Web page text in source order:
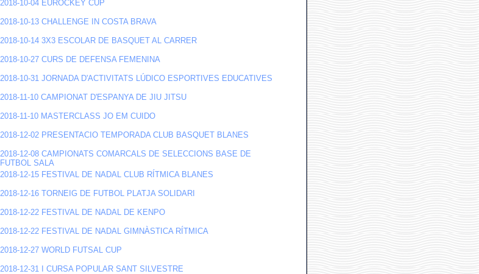
2018-10-04 EUROCKEY CUP
2018-10-13 CHALLENGE IN COSTA BRAVA
2018-10-14 3X3 ESCOLAR DE BASQUET AL CARRER
2018-10-27 CURS DE DEFENSA FEMENINA
2018-10-31 JORNADA D'ACTIVITATS LÚDICO ESPORTIVES EDUCATIVES
2018-11-10 CAMPIONAT D'ESPANYA DE JIU JITSU
2018-11-10 MASTERCLASS JO EM CUIDO
2018-12-02 PRESENTACIO TEMPORADA CLUB BASQUET BLANES
2018-12-08 CAMPIONATS COMARCALS DE SELECCIONS BASE DE
FUTBOL SALA
2018-12-15 FESTIVAL DE NADAL CLUB RÍTMICA BLANES
2018-12-16 TORNEIG DE FUTBOL PLATJA SOLIDARI
2018-12-22 FESTIVAL DE NADAL DE KENPO
2018-12-22 FESTIVAL DE NADAL GIMNÀSTICA RÍTMICA
2018-12-27 WORLD FUTSAL CUP
2018-12-31 I CURSA POPULAR SANT SILVESTRE